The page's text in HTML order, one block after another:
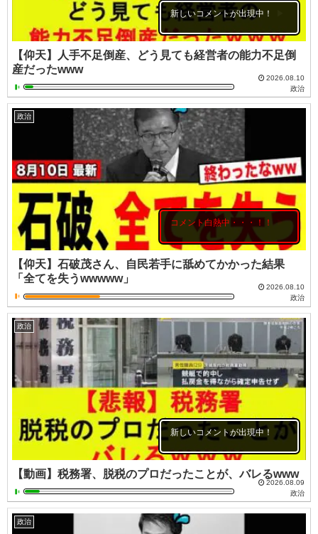
新しいコメントが出現中！
【仰天】人手不足倒産、どう見ても経営者の能力不足倒
産だったwww
2026.08.10
政治
政治
コメント白熱中・・・！！
【仰天】石破茂さん、自民若手に舐めてかかった結果
「全てを失うwwwww」
2026.08.10
政治
政治
新しいコメントが出現中！
【動画】税務署、脱税のプロだったことが、バレるwww
2026.08.09
政治
政治